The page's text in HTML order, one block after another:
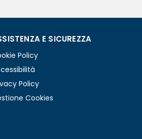
E SICUREZZA
Policy
Policy
Cookies